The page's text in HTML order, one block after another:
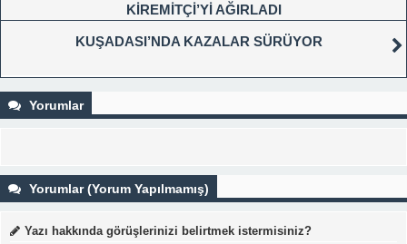
KİREMİTÇİ’Yİ AĞIRLADI
KUŞADASI’NDA KAZALAR SÜRÜYOR
Yorumlar
Yorumlar (Yorum Yapılmamış)
Yazı hakkında görüşlerinizi belirtmek istermisiniz?